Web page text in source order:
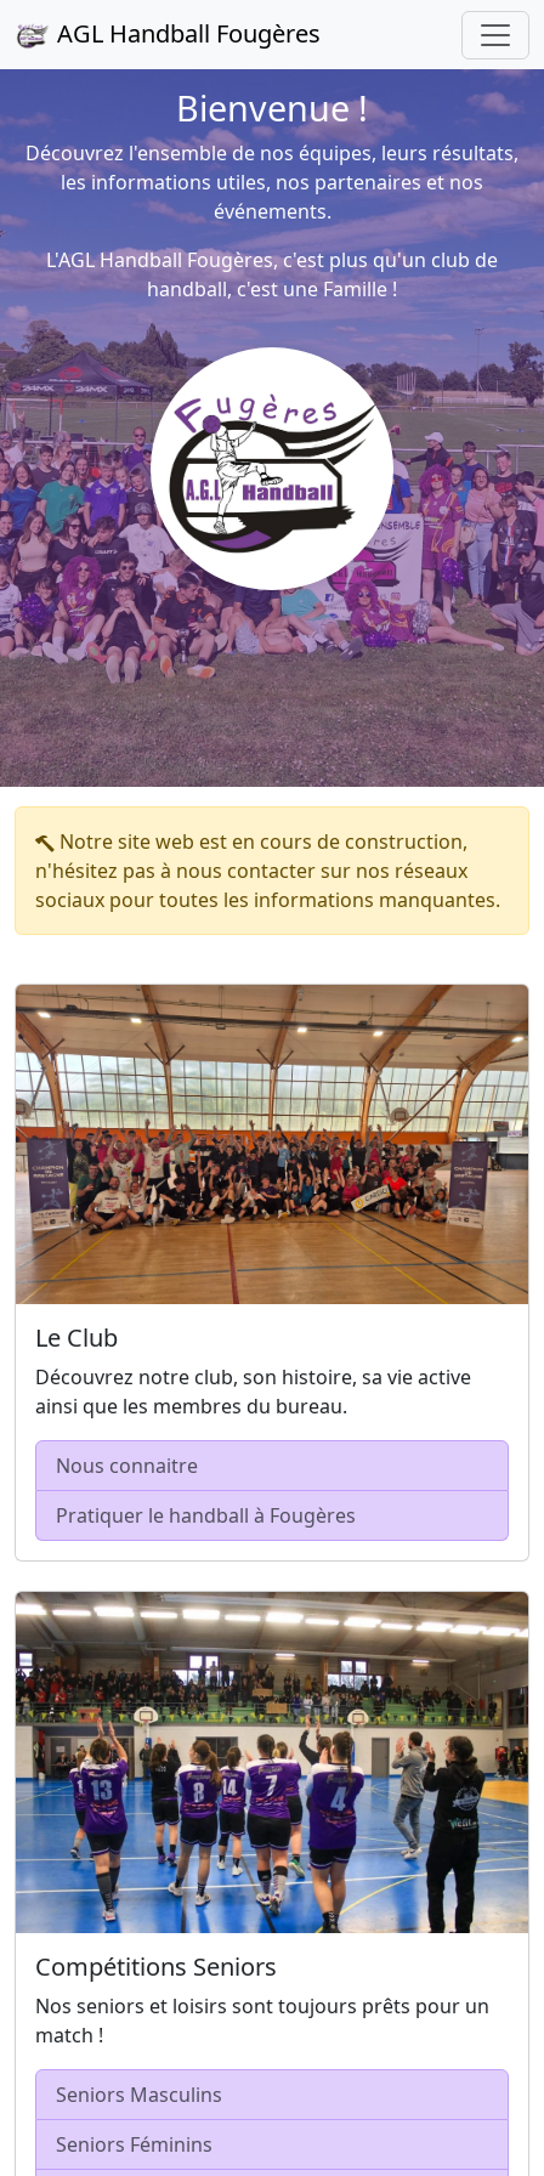
AGL Handball Fougères
Bienvenue !
Découvrez l'ensemble de nos équipes, leurs résultats,
les informations utiles, nos partenaires et nos
événements.
L'AGL Handball Fougères, c'est plus qu'un club de
handball, c'est une Famille !
Notre site web est en cours de construction,
n'hésitez pas à nous contacter sur nos réseaux
sociaux pour toutes les informations manquantes.
Le Club
Découvrez notre club, son histoire, sa vie active
ainsi que les membres du bureau.
Nous connaitre
Pratiquer le handball à Fougères
Compétitions Seniors
Nos seniors et loisirs sont toujours prêts pour un
match !
Seniors Masculins
Seniors Féminins